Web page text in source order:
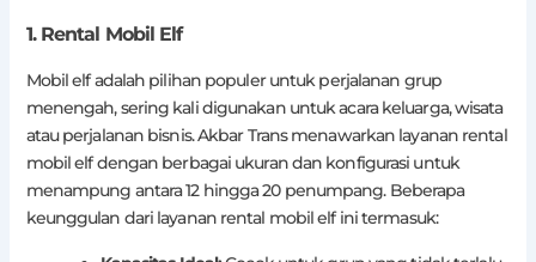
1. Rental Mobil Elf
Mobil elf adalah pilihan populer untuk perjalanan grup
menengah, sering kali digunakan untuk acara keluarga, wisata
atau perjalanan bisnis. Akbar Trans menawarkan layanan rental
mobil elf dengan berbagai ukuran dan konfigurasi untuk
menampung antara 12 hingga 20 penumpang. Beberapa
keunggulan dari layanan rental mobil elf ini termasuk: